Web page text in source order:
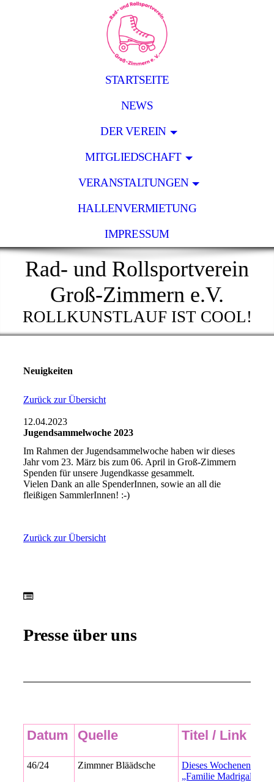
STARTSEITE
NEWS
DER VEREIN
MITGLIEDSCHAFT
VERANSTALTUNGEN
HALLENVERMIETUNG
IMPRESSUM
Rad- und Rollsportverein
Groß-Zimmern e.V.
ROLLKUNSTLAUF IST COOL!
Neuigkeiten
Zurück zur Übersicht
12.04.2023
Jugendsammelwoche 2023
Im Rahmen der Jugendsammelwoche haben wir dieses
Jahr vom 23. März bis zum 06. April in Groß-Zimmern
Spenden für unsere Jugendkasse gesammelt.
Vielen Dank an alle SpenderInnen, sowie an all die
fleißigen SammlerInnen! :-)
Zurück zur Übersicht
Presse über uns
Datum Quelle Titel / Link
46/24 Zimmner Bläädsche
Dieses Wochenende ist
„Familie Madrigal auf